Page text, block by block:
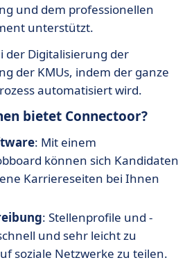
und dem professionellen
unterstützt.
der Digitalisierung der
der KMUs, indem der ganze
automatisiert wird.
bietet Connectoor?
: Mit einem
können sich Kandidaten
Karriereseiten bei Ihnen
: Stellenprofile und -
und sehr leicht zu
soziale Netzwerke zu teilen.